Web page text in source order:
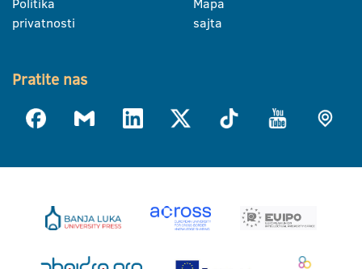
privatnosti
sajta
Pratite nas